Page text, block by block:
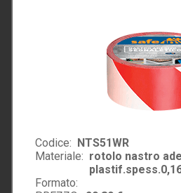
Codice:
NTS51WR
Materiale: rotolo nastro
Formato: